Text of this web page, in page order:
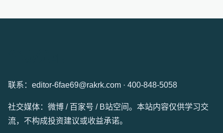
联系：editor-6fae69@rakrk.com · 400-848-5058
社交媒体：微博 / 百家号 / B站空间。本站内容仅供学习交
流，不构成投资建议或收益承诺。